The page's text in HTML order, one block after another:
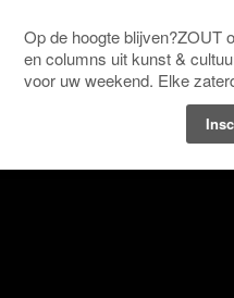
HOME COLUMNS EN BLOGS